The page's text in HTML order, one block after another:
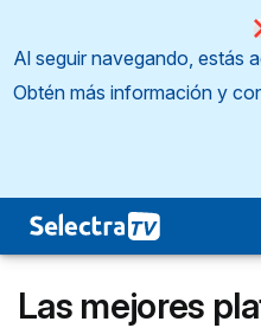
Al seguir navegando, estás
Obtén más información y
Las mejores